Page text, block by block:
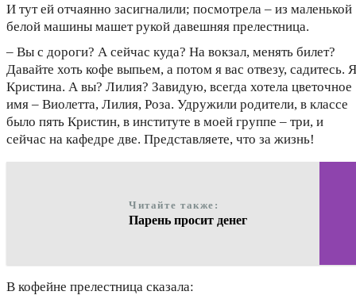
И тут ей отчаянно засигналили; посмотрела – из маленькой
белой машины машет рукой давешняя прелестница.
– Вы с дороги? А сейчас куда? На вокзал, менять билет?
Давайте хоть кофе выпьем, а потом я вас отвезу, садитесь. Я
Кристина. А вы? Лилия? Завидую, всегда хотела цветочное
имя – Виолетта, Лилия, Роза. Удружили родители, в классе
было пять Кристин, в институте в моей группе – три, и
сейчас на кафедре две. Представляете, что за жизнь!
Читайте также:
Парень просит денег
В кофейне прелестница сказала: